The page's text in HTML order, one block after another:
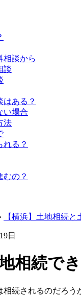
相談から
談
はある？
い場合
法
れる？
むの？
【横浜】土地相続
日
相続で
続されるのだろう